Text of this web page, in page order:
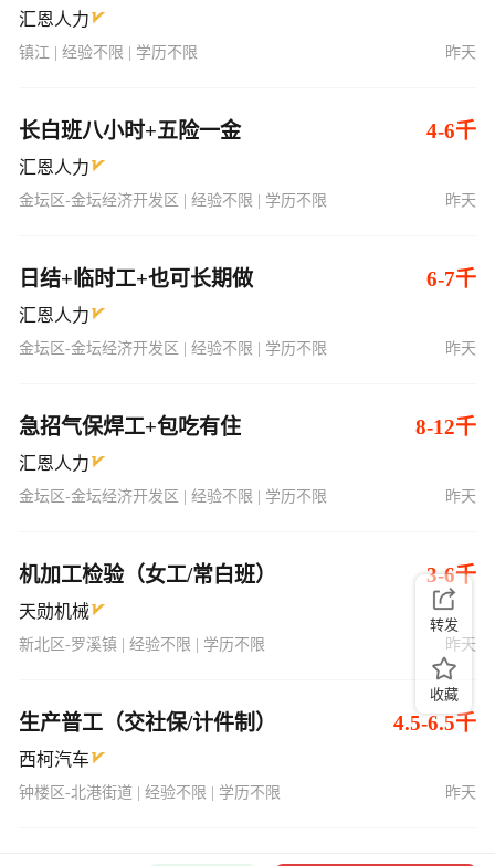
汇恩人力
镇江 | 经验不限 | 学历不限 昨天
长白班八小时+五险一金 4-6千
汇恩人力
金坛区-金坛经济开发区 | 经验不限 | 学历不限 昨天
日结+临时工+也可长期做 6-7千
汇恩人力
金坛区-金坛经济开发区 | 经验不限 | 学历不限 昨天
急招气保焊工+包吃有住 8-12千
汇恩人力
金坛区-金坛经济开发区 | 经验不限 | 学历不限 昨天
机加工检验（女工/常白班） 3-6千
天勋机械
新北区-罗溪镇 | 经验不限 | 学历不限 昨天
生产普工（交社保/计件制） 4.5-6.5千
西柯汽车
钟楼区-北港街道 | 经验不限 | 学历不限 昨天
转发
收藏